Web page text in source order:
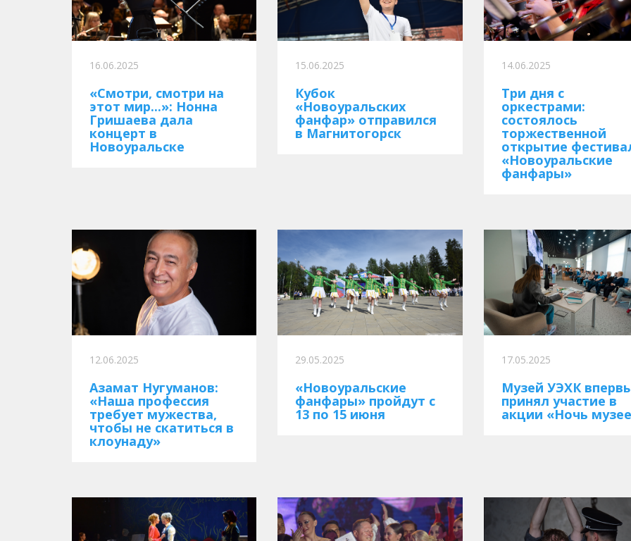
16.06.2025
«Смотри, смотри на
этот мир...»: Нонна
Гришаева дала
концерт в
Новоуральске
15.06.2025
Кубок
«Новоуральских
фанфар» отправился
в Магнитогорск
14.06.2025
Три дня с
оркестрами:
состоялось
торжественной
открытие
«Новоуральские
фанфары»
12.06.2025
Азамат Нугуманов:
«Наша профессия
требует мужества,
чтобы не скатиться в
клоунаду»
29.05.2025
«Новоуральские
фанфары» пройдут с
13 по 15 июня
17.05.2025
Музей УЭХК
принял участие в
акции «Ночь